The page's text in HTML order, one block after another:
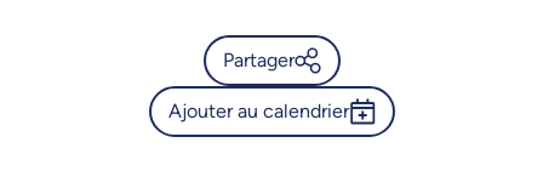
Partager
Calendrier de l’Université de
Ajouter au calendrier